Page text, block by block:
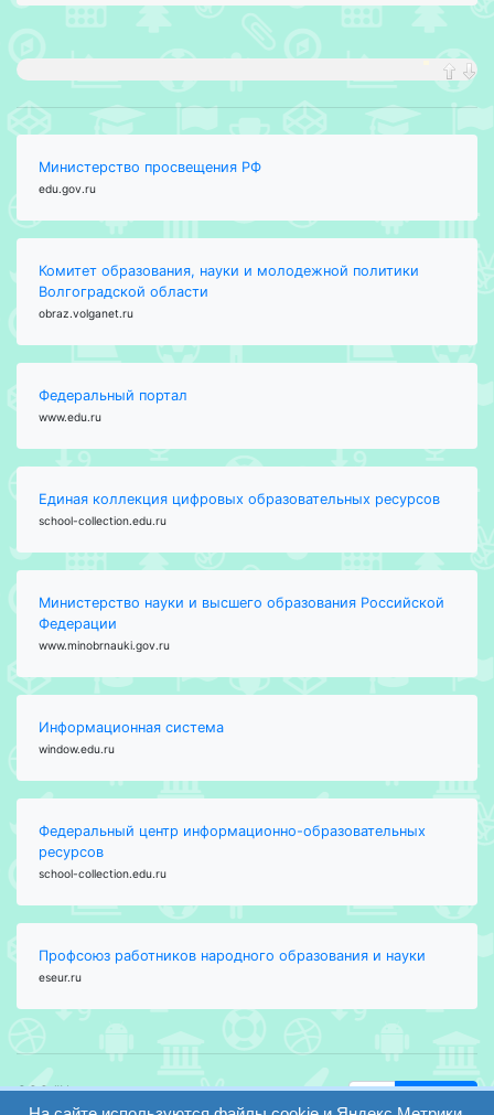
Министерство просвещения РФ
edu.gov.ru
Комитет образования, науки и молодежной политики
Волгоградской области
obraz.volganet.ru
Федеральный портал
www.edu.ru
Единая коллекция цифровых образовательных ресурсов
school-collection.edu.ru
Министерство науки и высшего образования Российской
Федерации
www.minobrnauki.gov.ru
Информационная система
window.edu.ru
Федеральный центр информационно-образовательных
ресурсов
school-collection.edu.ru
Профсоюз работников народного образования и науки
eseur.ru
ООО "Центр